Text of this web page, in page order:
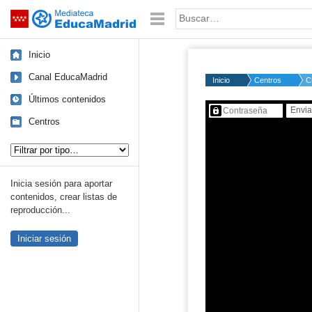
Saltar navegación Palabra o frase:
Inicio
Canal EducaMadrid
Últimos contenidos
Centros
Inicia sesión para aportar
contenidos, crear listas de
reproducción...
Iniciar sesión
Inicio Centros
Contenido protegido…